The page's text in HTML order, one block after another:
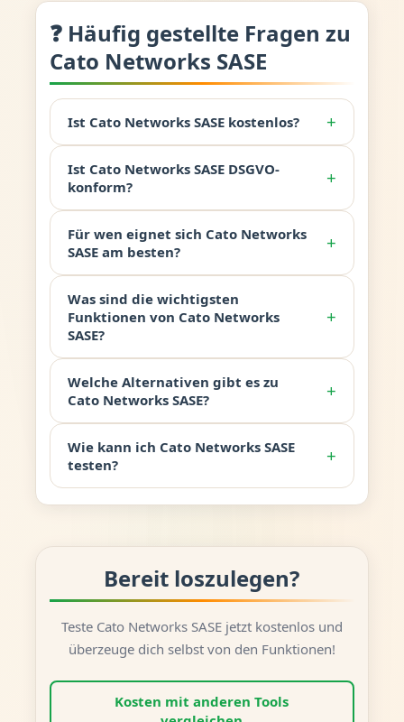
❓ Häufig gestellte Fragen zu
Cato Networks SASE
Ist Cato Networks SASE kostenlos? +
Ist Cato Networks SASE DSGVO-
konform?
+
Für wen eignet sich Cato Networks
SASE am besten?
+
Was sind die wichtigsten
Funktionen von Cato Networks
SASE?
+
Welche Alternativen gibt es zu
Cato Networks SASE?
+
Wie kann ich Cato Networks SASE
testen?
+
Bereit loszulegen?
Teste Cato Networks SASE jetzt kostenlos und
überzeuge dich selbst von den Funktionen!
Kosten mit anderen Tools